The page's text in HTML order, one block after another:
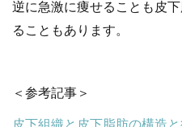
逆に急激に痩せることも皮
ることもあります。
＜参考記事＞